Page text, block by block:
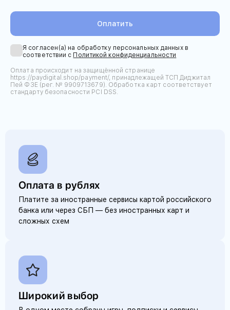
Оплатить
Я согласен(а) на обработку персональных данных в
соответствии с Политикой конфиденциальности
Оплата происходит на защищённой странице
https://paydigital.shop/payment/, принадлежащей ТСП Диджитал
Пей ФЗЕ (рег. № 9909713679). Обработка карт соответствует
стандарту безопасности PCI DSS.
Оплата в рублях
Платите за иностранные сервисы картой российского
банка или через СБП — без иностранных карт и
сложных схем
Широкий выбор